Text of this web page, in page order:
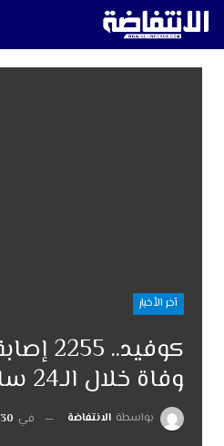
آخر الأخبار
وفاة خلال الـ24 ساعة الماضية
بواسطة الانتفاضة في 30 يناير, 2022